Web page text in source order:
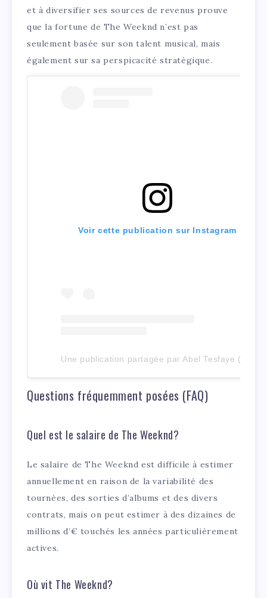
et à diversifier ses sources de revenus prouve
que la fortune de The Weeknd n’est pas
seulement basée sur son talent musical, mais
également sur sa perspicacité stratégique.
Voir cette publication sur Instagram
Questions fréquemment posées (FAQ)
Quel est le salaire de The Weeknd?
Le salaire de The Weeknd est difficile à estimer
annuellement en raison de la variabilité des
tournées, des sorties d’albums et des divers
contrats, mais on peut estimer à des dizaines de
millions d’€ touchés les années particulièrement
actives.
Où vit The Weeknd?